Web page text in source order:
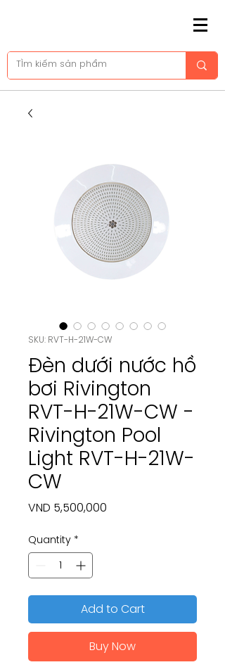
SKU: RVT-H-21W-CW
Đèn dưới nước hồ
bơi Rivington
RVT-H-21W-CW -
Rivington Pool
Light RVT-H-21W-
CW
VND 5,500,000
Quantity *
Add to Cart
Buy Now